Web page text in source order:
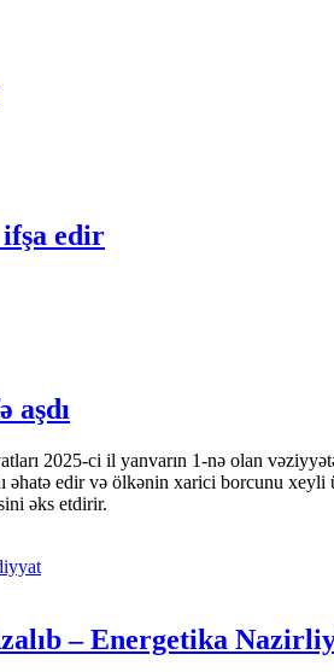
edir
aşdı
2025-ci il yanvarın 1-nə olan
edir və ölkənin xarici borcunu xeyli
əks etdirir.
– Energetika